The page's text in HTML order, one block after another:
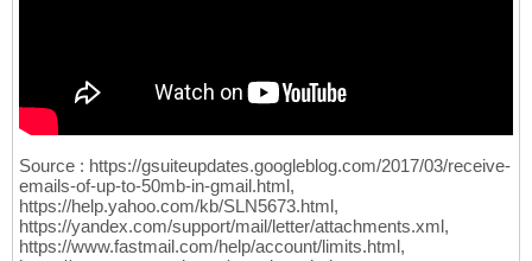
Source : https://gsuiteupdates.googleblog.com/2017/03/receive-
emails-of-up-to-50mb-in-gmail.html,
https://help.yahoo.com/kb/SLN5673.html,
https://yandex.com/support/mail/letter/attachments.xml,
https://www.fastmail.com/help/account/limits.html,